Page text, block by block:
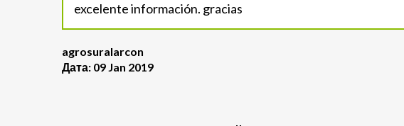
excelente información. gracias
agrosuralarcon
Дата: 09 Jan 2019